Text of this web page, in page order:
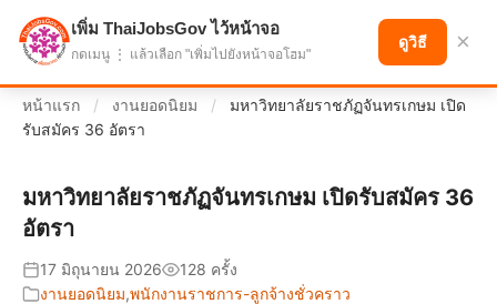
แบ่งปันโอกาส เพื่ออนาคตที่ก้าวหน้า
หน้าแรก / งานยอดนิยม /
มหาวิทยาลัยราชภัฏจันทรเกษม เปิด
รับสมัคร 36 อัตรา
มหาวิทยาลัยราชภัฏจันทรเกษม เปิดรับสมัคร 36
อัตรา
17 มิถุนายน 2026
128 ครั้ง
งานยอดนิยม,พนักงานราชการ-ลูกจ้างชั่วคราว
เพิ่ม ThaiJobsGov ไว้หน้าจอ
กดเมนู ⋮ แล้วเลือก "เพิ่มไปยังหน้าจอโฮม"
ดูวิธี ×